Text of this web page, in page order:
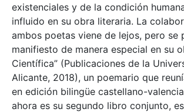
existenciales y de la condición
influido en su obra literaria. La
ambos poetas viene de lejos, pero se
manifiesto de manera especial en su
Científica” (Publicaciones de la
Alicante, 2018), un poemario que
en edición bilingüe castellano-
ahora es su segundo libro conjunto,